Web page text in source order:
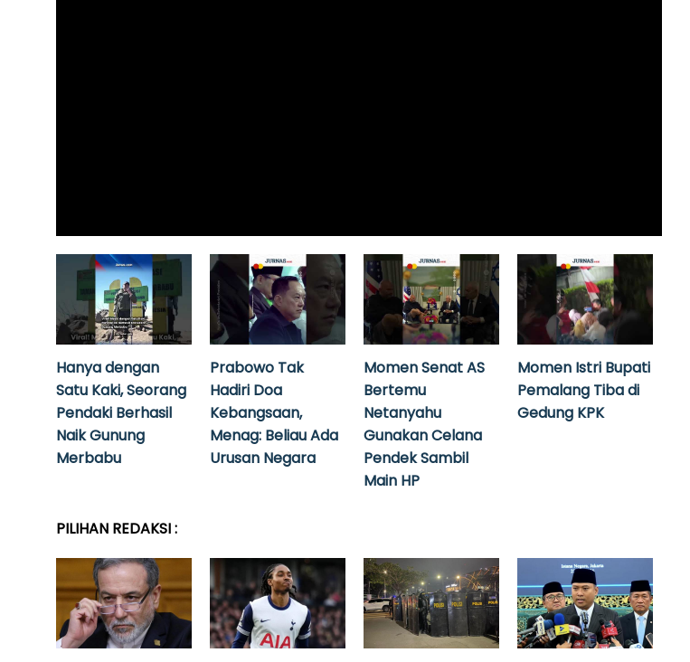
Hanya dengan
Satu Kaki, Seorang
Pendaki Berhasil
Naik Gunung
Merbabu
Prabowo Tak
Hadiri Doa
Kebangsaan,
Menag: Beliau Ada
Urusan Negara
Momen Senat AS
Bertemu
Netanyahu
Gunakan Celana
Pendek Sambil
Main HP
Momen Istri Bupati
Pemalang Tiba di
Gedung KPK
PILIHAN REDAKSI :